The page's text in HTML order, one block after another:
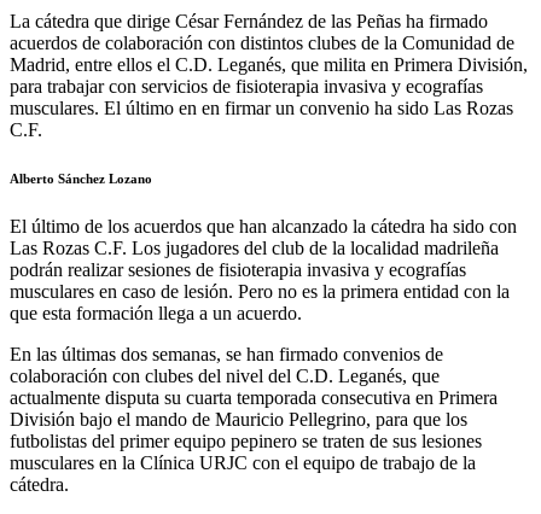
La cátedra que dirige César Fernández de las Peñas ha firmado
acuerdos de colaboración con distintos clubes de la Comunidad de
Madrid, entre ellos el C.D. Leganés, que milita en Primera División,
para trabajar con servicios de fisioterapia invasiva y ecografías
musculares. El último en en firmar un convenio ha sido Las Rozas
C.F.
Alberto Sánchez Lozano
El último de los acuerdos que han alcanzado la cátedra ha sido con
Las Rozas C.F. Los jugadores del club de la localidad madrileña
podrán realizar sesiones de fisioterapia invasiva y ecografías
musculares en caso de lesión. Pero no es la primera entidad con la
que esta formación llega a un acuerdo.
En las últimas dos semanas, se han firmado convenios de
colaboración con clubes del nivel del C.D. Leganés, que
actualmente disputa su cuarta temporada consecutiva en Primera
División bajo el mando de Mauricio Pellegrino, para que los
futbolistas del primer equipo pepinero se traten de sus lesiones
musculares en la Clínica URJC con el equipo de trabajo de la
cátedra.